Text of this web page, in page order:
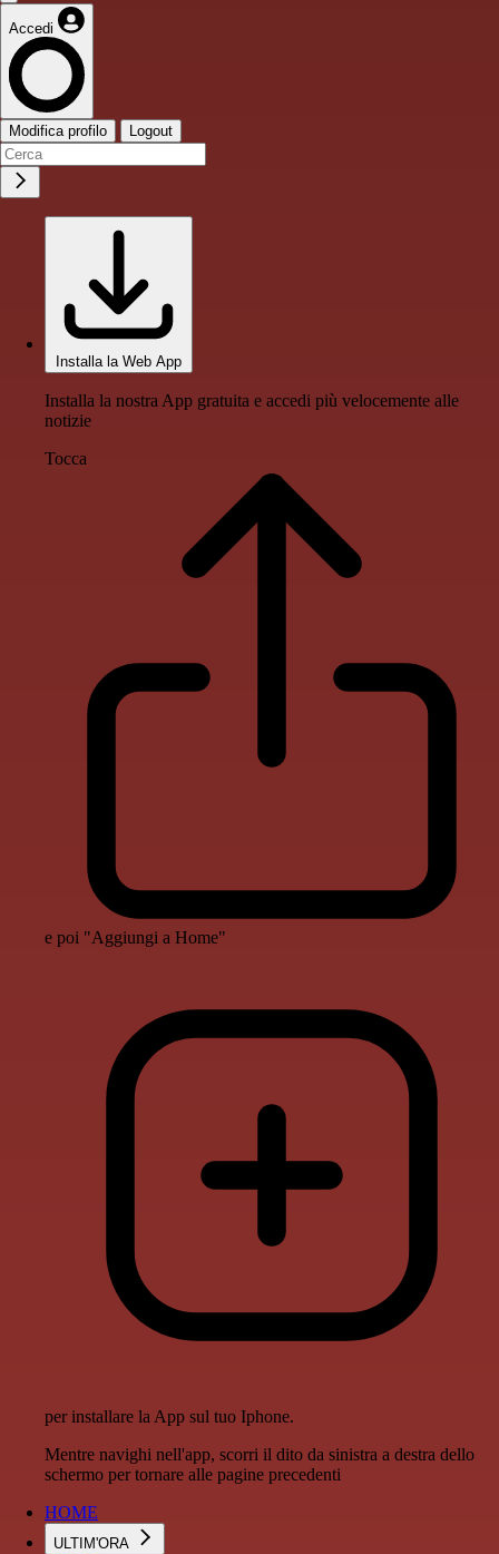
Accedi
Modifica profilo Logout
Installa la Web App
Installa la nostra App gratuita e accedi più velocemente alle
notizie
Tocca
e poi "Aggiungi a Home"
per installare la App sul tuo Iphone.
Mentre navighi nell'app, scorri il dito da sinistra a destra dello
schermo per tornare alle pagine precedenti
HOME
ULTIM'ORA